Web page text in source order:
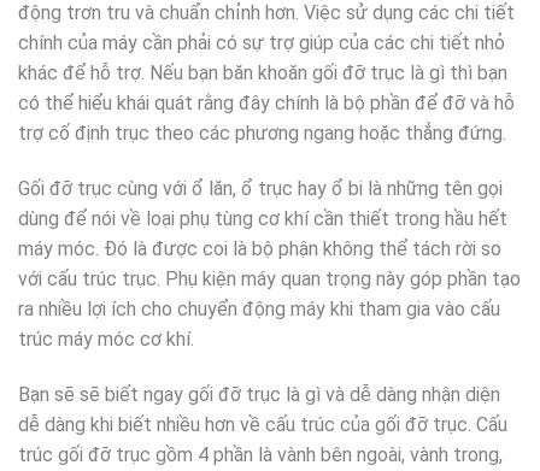
động trơn tru và chuẩn chỉnh hơn. Việc sử dụng các chi tiết
chính của máy cần phải có sự trợ giúp của các chi tiết nhỏ
khác để hỗ trợ. Nếu bạn băn khoăn gối đỡ trục là gì thì bạn
có thể hiểu khái quát rằng đây chính là bộ phần để đỡ và hỗ
trợ cố định trục theo các phương ngang hoặc thẳng đứng.
Gối đỡ trục cùng với ổ lăn, ổ trục hay ổ bi là những tên gọi
dùng để nói về loại phụ tùng cơ khí cần thiết trong hầu hết
máy móc. Đó là được coi là bộ phận không thể tách rời so
với cấu trúc trục. Phụ kiện máy quan trọng này góp phần tạo
ra nhiều lợi ích cho chuyển động máy khi tham gia vào cấu
trúc máy móc cơ khí.
Bạn sẽ sẽ biết ngay gối đỡ trục là gì và dễ dàng nhận diện
dễ dàng khi biết nhiều hơn về cấu trúc của gối đỡ trục. Cấu
trúc gối đỡ trục gồm 4 phần là vành bên ngoài, vành trong,